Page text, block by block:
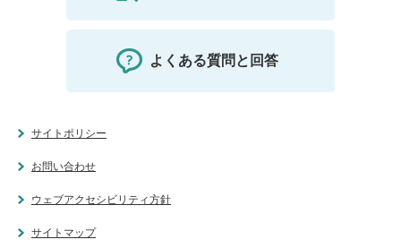
よくある質問と回答
サイトポリシー
お問い合わせ
ウェブアクセシビリティ方針
サイトマップ